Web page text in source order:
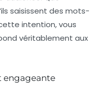
saisissent des mots-
intention, vous
véritablement aux
engageante